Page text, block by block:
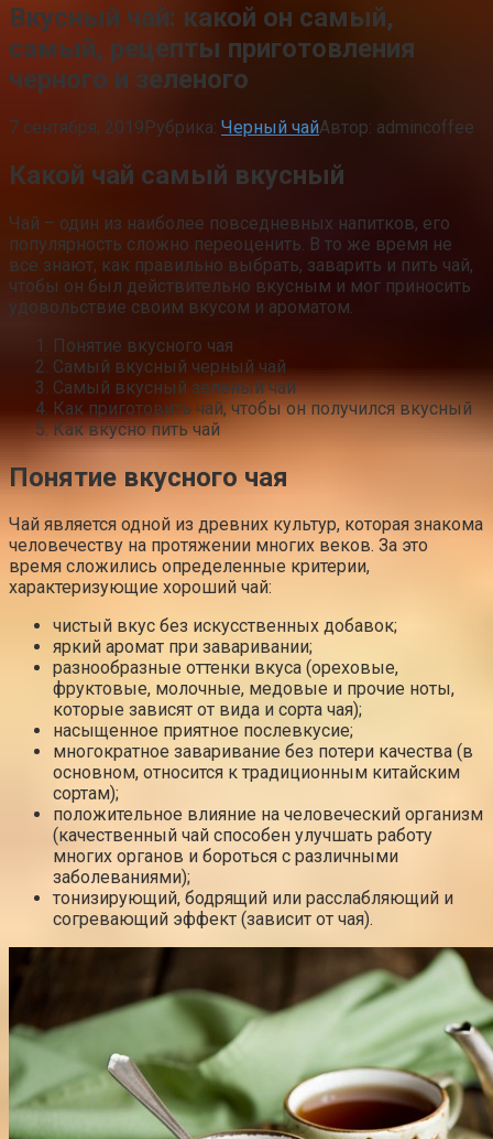
Вкусный чай: какой он самый,
самый, рецепты приготовления
черного и зеленого
7 сентября, 2019Рубрика: Черный чайАвтор: admincoffee
Какой чай самый вкусный
Чай – один из наиболее повседневных напитков, его
популярность сложно переоценить. В то же время не
все знают, как правильно выбрать, заварить и пить чай,
чтобы он был действительно вкусным и мог приносить
удовольствие своим вкусом и ароматом.
Понятие вкусного чая
Самый вкусный черный чай
Самый вкусный зеленый чай
Как приготовить чай, чтобы он получился вкусный
Как вкусно пить чай
Понятие вкусного чая
Чай является одной из древних культур, которая знакома
человечеству на протяжении многих веков. За это
время сложились определенные критерии,
характеризующие хороший чай:
чистый вкус без искусственных добавок;
яркий аромат при заваривании;
разнообразные оттенки вкуса (ореховые,
фруктовые, молочные, медовые и прочие ноты,
которые зависят от вида и сорта чая);
насыщенное приятное послевкусие;
многократное заваривание без потери качества (в
основном, относится к традиционным китайским
сортам);
положительное влияние на человеческий организм
(качественный чай способен улучшать работу
многих органов и бороться с различными
заболеваниями);
тонизирующий, бодрящий или расслабляющий и
согревающий эффект (зависит от чая).